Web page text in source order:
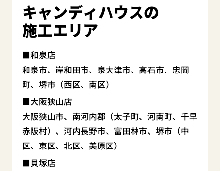
キャンディハウスの
施工エリア
和泉店
和泉市、岸和田市、泉大津市、高石市、忠岡
町、堺市（西区、南区）
大阪狭山店
大阪狭山市、南河内郡（太子町、河南町、千早
赤阪村）、河内長野市、富田林市、堺市（中
区、東区、北区、美原区）
貝塚店